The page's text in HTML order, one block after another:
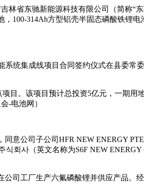
林省东驰新能源科技有限公司（简称“
100-314Ah方型铝壳半固态磷酸铁锂
系统集成线项目合同签约仪式在县委
目。该项目预计总投资5亿元，一期
-电池网）
意公司子公司HFR NEW ENERGY
회사（英文名称为S6F NEW
司工厂生产六氟磷酸锂并供应产品